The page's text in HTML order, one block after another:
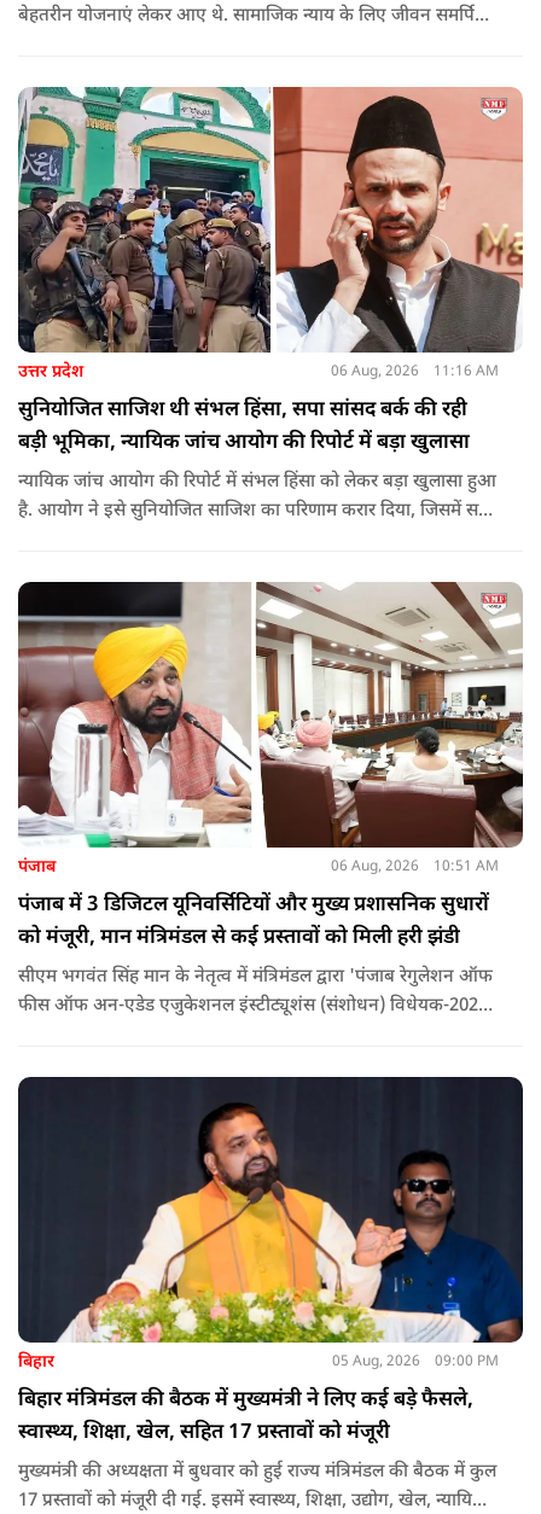
बेहतरीन योजनाएं लेकर आए थे. सामाजिक न्याय के लिए जीवन समर्पित
अहिल्या बाई होल्कर आदि की मूर्तियों पर छाजन, पार्क, बाउंड्रीवाल के
लिए हमने 407 करोड़ रुपये का प्रावधान किया है. यह बजट पास न हो,
इसके लिए समाजवादी पार्टी ने सदन की कार्यवाही को बाधित किया और
लगातार व्यवधान पैदा करने का प्रयास किया.
उत्तर प्रदेश 06 Aug, 2026 11:16 AM
सुनियोजित साजिश थी संभल हिंसा, सपा सांसद बर्क की रही
बड़ी भूमिका, न्यायिक जांच आयोग की रिपोर्ट में बड़ा खुलासा
न्यायिक जांच आयोग की रिपोर्ट में संभल हिंसा को लेकर बड़ा खुलासा हुआ
है. आयोग ने इसे सुनियोजित साजिश का परिणाम करार दिया, जिसमें सपा
पंजाब 06 Aug, 2026 10:51 AM
पंजाब में 3 डिजिटल यूनिवर्सिटियों और मुख्य प्रशासनिक सुधारों
को मंजूरी, मान मंत्रिमंडल से कई प्रस्तावों को मिली हरी झंडी
सीएम भगवंत सिंह मान के नेतृत्व में मंत्रिमंडल द्वारा 'पंजाब रेगुलेशन ऑफ
फीस ऑफ अन-एडेड एजुकेशनल इंस्टीट्यूशंस (संशोधन) विधेयक-2026'
अन्य प्रस्तावों को भी मंजूरी दी गई है.
बिहार 05 Aug, 2026 09:00 PM
बिहार मंत्रिमंडल की बैठक में मुख्यमंत्री ने लिए कई बड़े फैसले,
स्वास्थ्य, शिक्षा, खेल, सहित 17 प्रस्तावों को मंजूरी
मुख्यमंत्री की अध्यक्षता में बुधवार को हुई राज्य मंत्रिमंडल की बैठक में कुल
17 प्रस्तावों को मंजूरी दी गई. इसमें स्वास्थ्य, शिक्षा, उद्योग, खेल, न्यायिक